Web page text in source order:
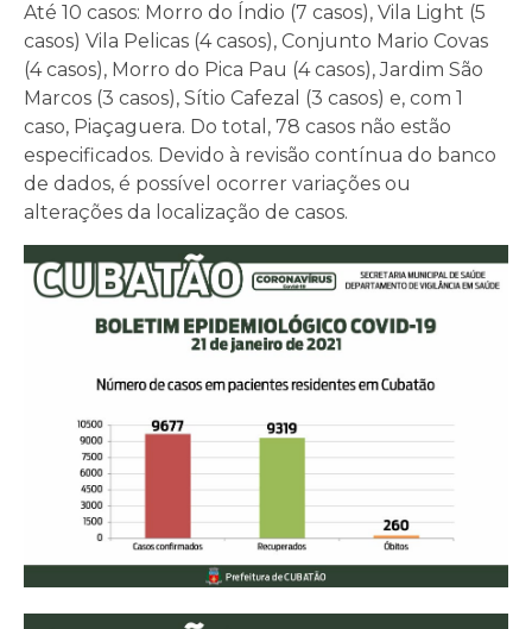
Até 10 casos: Morro do Índio (7 casos), Vila Light (5
casos) Vila Pelicas (4 casos), Conjunto Mario Covas
(4 casos), Morro do Pica Pau (4 casos), Jardim São
Marcos (3 casos), Sítio Cafezal (3 casos) e, com 1
caso, Piaçaguera. Do total, 78 casos não estão
especificados. Devido à revisão contínua do banco
de dados, é possível ocorrer variações ou
alterações da localização de casos.